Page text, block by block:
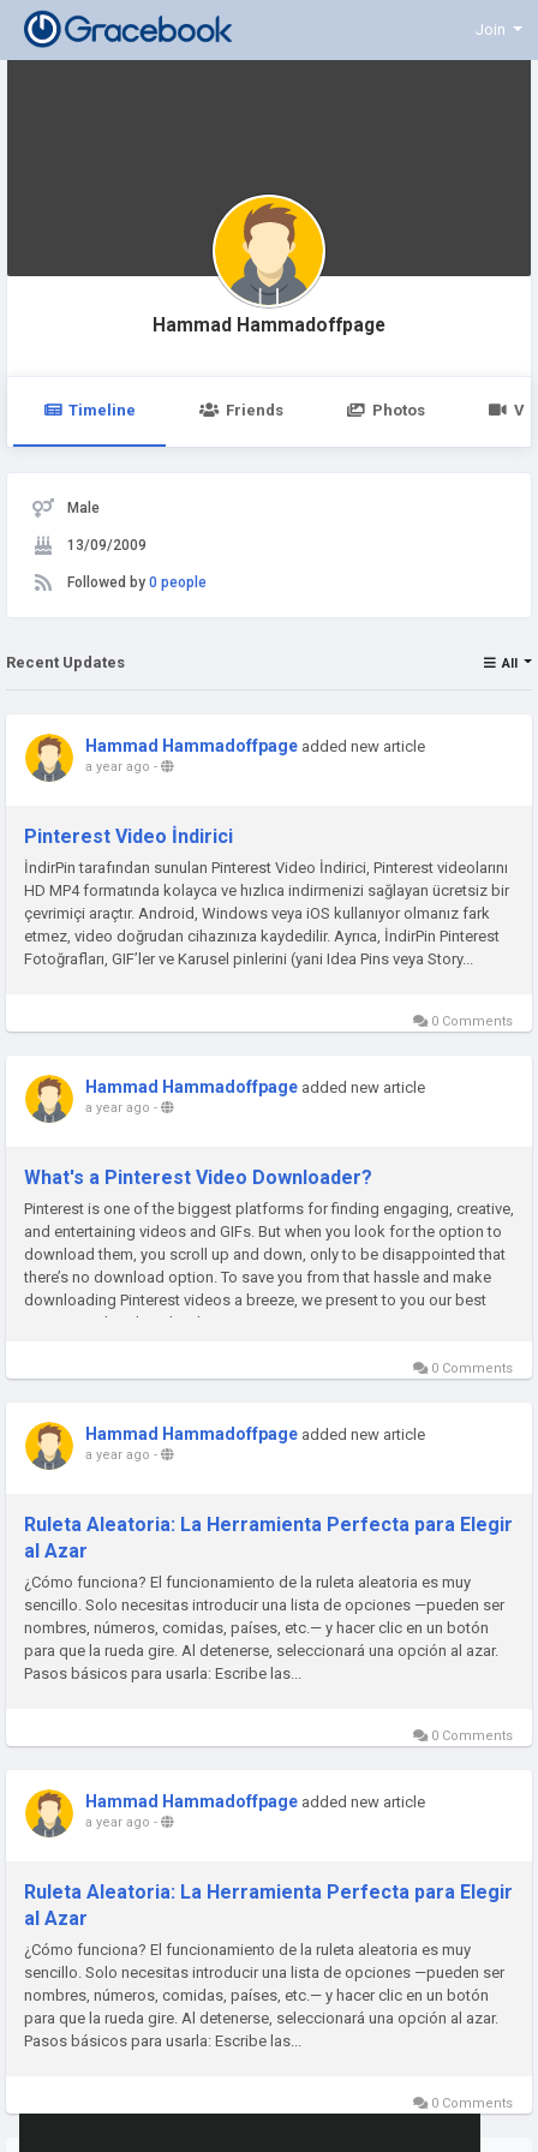
Join
Hammad Hammadoffpage
Timeline Friends Photos
Male
13/09/2009
Followed by 0 people
Recent Updates All
Hammad Hammadoffpage added new article
a year ago -
Pinterest Video İndirici
İndirPin tarafından sunulan Pinterest Video İndirici, Pinterest videolarını
HD MP4 formatında kolayca ve hızlıca indirmenizi sağlayan ücretsiz bir
çevrimiçi araçtır. Android, Windows veya iOS kullanıyor olmanız fark
etmez, video doğrudan cihazınıza kaydedilir. Ayrıca, İndirPin Pinterest
Fotoğrafları, GIF’ler ve Karusel pinlerini (yani Idea Pins veya Story...
0 Comments
Hammad Hammadoffpage added new article
a year ago -
What's a Pinterest Video Downloader?
Pinterest is one of the biggest platforms for finding engaging, creative,
and entertaining videos and GIFs. But when you look for the option to
download them, you scroll up and down, only to be disappointed that
there’s no download option. To save you from that hassle and make
downloading Pinterest videos a breeze, we present to you our best
Pinterest video downloader....
0 Comments
Hammad Hammadoffpage added new article
a year ago -
Ruleta Aleatoria: La Herramienta Perfecta para Elegir
al Azar
¿Cómo funciona? El funcionamiento de la ruleta aleatoria es muy
sencillo. Solo necesitas introducir una lista de opciones —pueden ser
nombres, números, comidas, países, etc.— y hacer clic en un botón
para que la rueda gire. Al detenerse, seleccionará una opción al azar.
Pasos básicos para usarla: Escribe las...
0 Comments
Hammad Hammadoffpage added new article
a year ago -
Ruleta Aleatoria: La Herramienta Perfecta para Elegir
al Azar
¿Cómo funciona? El funcionamiento de la ruleta aleatoria es muy
sencillo. Solo necesitas introducir una lista de opciones —pueden ser
nombres, números, comidas, países, etc.— y hacer clic en un botón
para que la rueda gire. Al detenerse, seleccionará una opción al azar.
Pasos básicos para usarla: Escribe las...
0 Comments